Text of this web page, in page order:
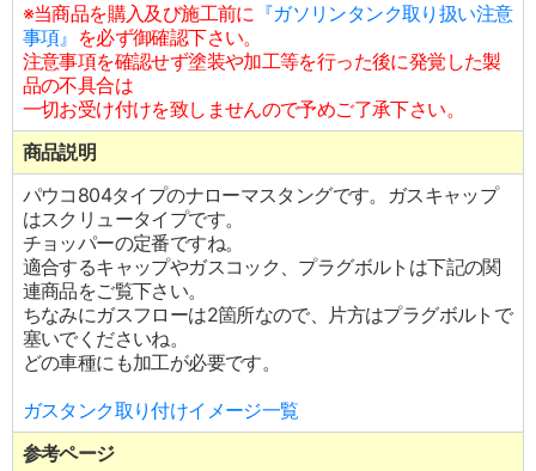
※当商品を購入及び施工前に 『ガソリンタンク取り扱い注意
事項』 を必ず御確認下さい。
注意事項を確認せず塗装や加工等を行った後に発覚した製
品の不具合は
一切お受け付けを致しませんので予めご了承下さい。
商品説明
パウコ804タイプのナローマスタングです。ガスキャップ
はスクリュータイプです。
チョッパーの定番ですね。
適合するキャップやガスコック、プラグボルトは下記の関
連商品をご覧下さい。
ちなみにガスフローは2箇所なので、片方はプラグボルトで
塞いでくださいね。
どの車種にも加工が必要です。
ガスタンク取り付けイメージ一覧
参考ページ